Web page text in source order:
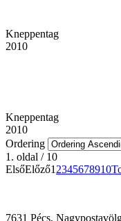
Kneppentag
2010
Kneppentag
2010
Ordering
1. oldal / 10
ElsőElőző1 2345678910
7631 Pécs,